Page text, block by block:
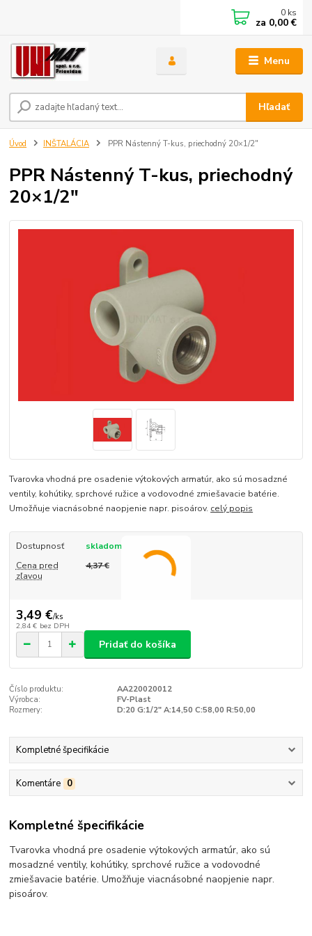
Menu
Hľadať
0 ks
za 0,00 €
Úvod INŠTALÁCIA PPR Nástenný T-kus, priechodný 20×1/2"
PPR Nástenný T-kus, priechodný
20×1/2"
Tvarovka vhodná pre osadenie výtokových armatúr, ako sú mosadzné
ventily, kohútiky, sprchové ružice a vodovodné zmiešavacie batérie.
Umožňuje viacnásobné naopjenie napr. pisoárov. celý popis
Dostupnosť
skladom
Cena pred
zľavou
4,37 €
3,49 €/ks
2,84 € bez DPH
Pridať do košíka
Číslo produktu:
AA220020012
Výrobca:
FV-Plast
Rozmery:
D:20 G:1/2" A:14,50 C:58,00 R:50,00
Kompletné špecifikácie
Komentáre 0
Kompletné špecifikácie
Tvarovka vhodná pre osadenie výtokových armatúr, ako sú
mosadzné ventily, kohútiky, sprchové ružice a vodovodné
zmiešavacie batérie. Umožňuje viacnásobné naopjenie napr.
pisoárov.